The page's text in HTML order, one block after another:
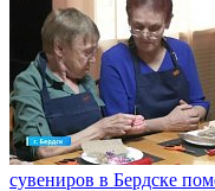
сувениров в Бердске